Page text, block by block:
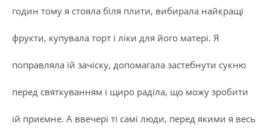
годин тому я стояла біля плити, вибирала найкращі
фрукти, купувала торт і ліки для його матері. Я
поправляла їй зачіску, допомагала застебнути сукню
перед святкуванням і щиро раділа, що можу зробити
їй приємне. А ввечері ті самі люди, перед якими я весь